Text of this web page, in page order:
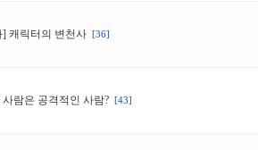
캐릭터의 변천사 [36]
람은 공격적인 사람? [43]